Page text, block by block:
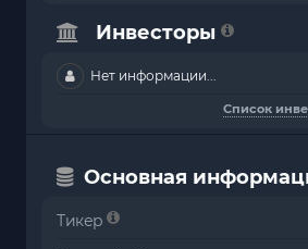
Инвесторы
Нет информации...
Список
Основная
Тикер